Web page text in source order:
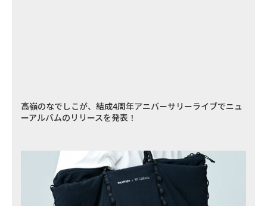
高嶺のなでしこが、結成4周年アニバーサリーライブでニュ
ーアルバムのリリースを発表！